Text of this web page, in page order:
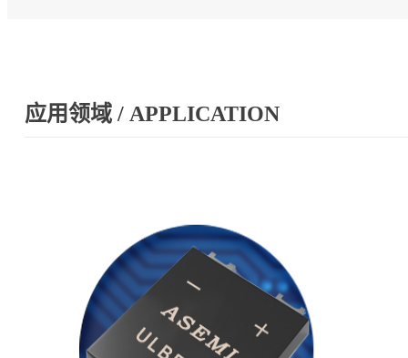
应用领域 / APPLICATION